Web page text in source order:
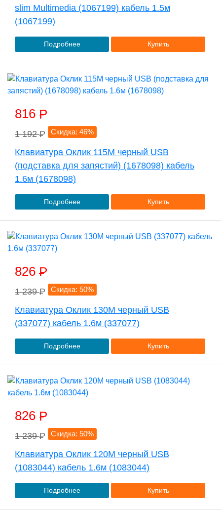
slim Multimedia (1067199) кабель 1.5м
(1067199)
Подробнее Купить
816 P
1 192P Скидка: 46%
Клавиатура Оклик 115M черный USB
(подставка для запястий) (1678098) кабель
1.6м (1678098)
Подробнее Купить
826 P
1 239P Скидка: 50%
Клавиатура Оклик 130M черный USB
(337077) кабель 1.6м (337077)
Подробнее Купить
826 P
1 239P Скидка: 50%
Клавиатура Оклик 120M черный USB
(1083044) кабель 1.6м (1083044)
Подробнее Купить